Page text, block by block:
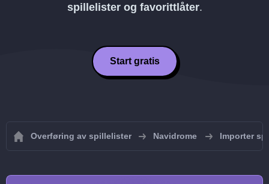
spillelister og favorittlåter.
Start gratis
Overføring av spillelister Navidrome Importer